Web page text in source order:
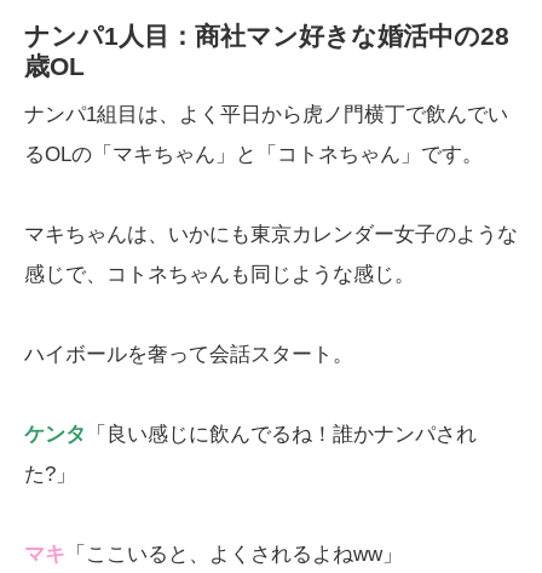
ナンパ1人目：商社マン好きな婚活中の28
歳OL
ナンパ1組目は、よく平日から虎ノ門横丁で飲んでい
るOLの「マキちゃん」と「コトネちゃん」です。
マキちゃんは、いかにも東京カレンダー女子のような
感じで、コトネちゃんも同じような感じ。
ハイボールを奢って会話スタート。
ケンタ
「良い感じに飲んでるね！誰かナンパされ
た?」
マキ 「ここいると、よくされるよねww」